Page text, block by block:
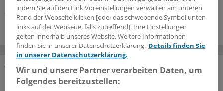
06.08.2026
DAS KÖNNTE SIE AUCH INTERESSIEREN
indem Sie auf den Link Voreinstellungen verwalten am unteren
Rand der Webseite klicken [oder das schwebende Symbol unten
links auf der Webseite, falls zutreffend]. Ihre Einstellungen
gelten innerhalb unseres Website. Weitere Informationen
finden Sie in unserer Datenschutzerklärung. Details finden Sie
in unserer Datenschutzerklärung.
Wir und unsere Partner verarbeiten Daten, um
Folgendes bereitzustellen: